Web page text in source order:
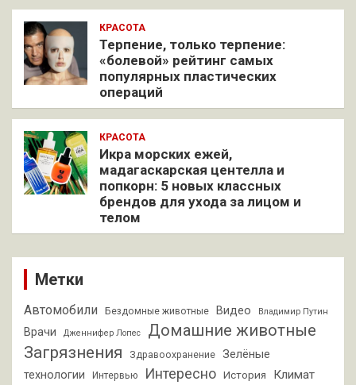
КРАСОТА
Терпение, только терпение:
«болевой» рейтинг самых
популярных пластических
операций
КРАСОТА
Икра морских ежей,
мадагаскарская центелла и
попкорн: 5 новых классных
брендов для ухода за лицом и
телом
Метки
Автомобили Бездомные животные Видео Владимир Путин
Врачи Дженнифер Лопес
Домашние животные
Загрязнения
Здравоохранение
Зелёные
технологии
Интервью Интересно История Климат